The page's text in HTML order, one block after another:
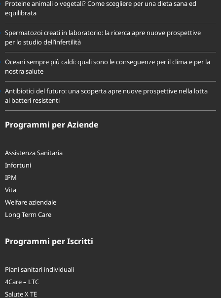
Proteine animali o vegetali? Come scegliere per una dieta sana ed
equilibrata
Spermatozoi creati in laboratorio: la ricerca apre nuove prospettive
per lo studio dell’infertilità
Oceani sempre più caldi: quali sono le conseguenze per il clima e per la
nostra salute
Antibiotici del futuro: una scoperta apre nuove prospettive nella lotta
ai batteri resistenti
Assistenza Sanitaria
Infortuni
IPM
Vita
Welfare aziendale
Piani sanitari individuali
4Care – LTC